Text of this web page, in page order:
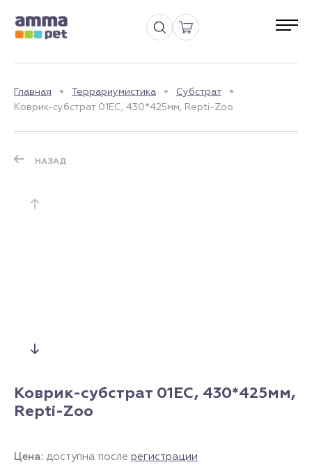
Главная Террариумистика
Субстрат
Коврик-субстрат 01EC, 430*425мм, Repti-Zoo
НАЗАД
Коврик-субстрат 01EC, 430*425мм,
Repti-Zoo
Цена: доступна после регистрации